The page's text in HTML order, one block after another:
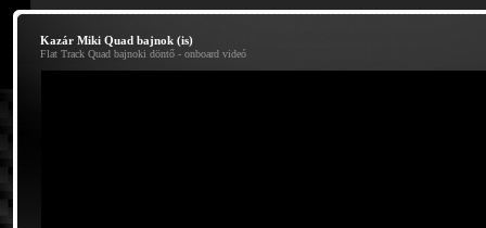
Kazár Miki Quad bajnok (is)
Flat Track Quad bajnoki döntő - onboard videó